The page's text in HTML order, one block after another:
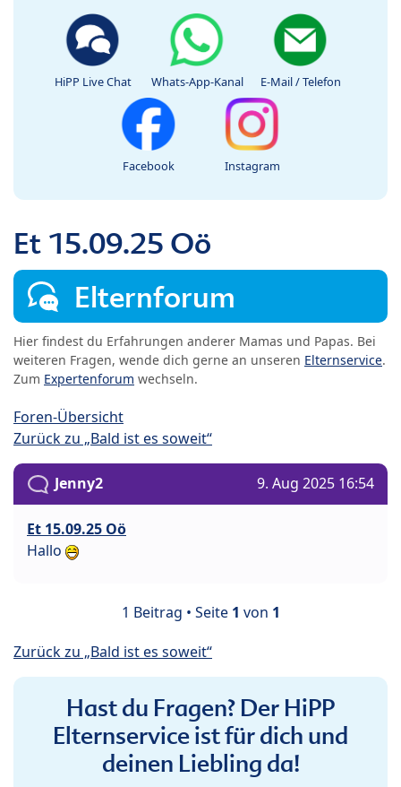
HiPP Live Chat Whats-App-Kanal E-Mail / Telefon
Facebook Instagram
Et 15.09.25 Oö
Elternforum
Hier findest du Erfahrungen anderer Mamas und Papas. Bei
weiteren Fragen, wende dich gerne an unseren Elternservice.
Zum Expertenforum wechseln.
Foren-Übersicht
Zurück zu „Bald ist es soweit“
Jenny2 9. Aug 2025 16:54
Et 15.09.25 Oö
Hallo
1 Beitrag • Seite 1 von 1
Zurück zu „Bald ist es soweit“
Hast du Fragen? Der HiPP
Elternservice ist für dich und
deinen Liebling da!